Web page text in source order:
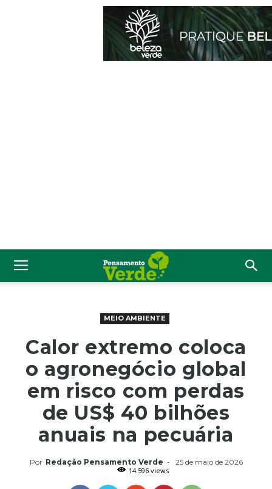
MEIO AMBIENTE
Calor extremo coloca
o agronegócio global
em risco com perdas
de US$ 40 bilhões
anuais na pecuária
Por Redação Pensamento Verde -
25 de maio de 2026
14.596 views